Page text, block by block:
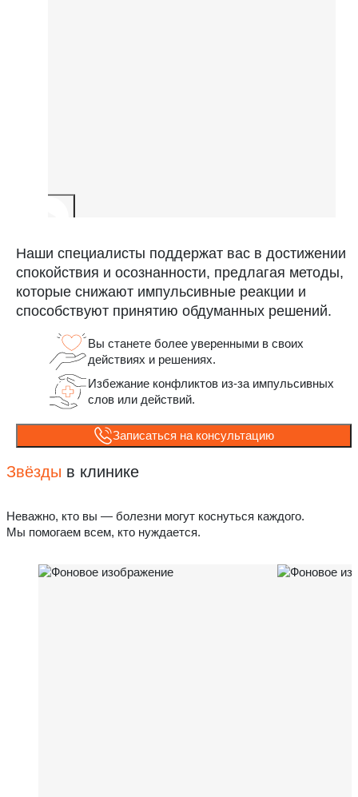
Наши специалисты поддержат вас в достижении
спокойствия и осознанности, предлагая методы,
которые снижают импульсивные реакции и
способствуют принятию обдуманных решений.
Вы станете более уверенными в своих
действиях и решениях.
Избежание конфликтов из-за импульсивных
слов или действий.
Записаться на консультацию
Звёзды в клинике
Неважно, кто вы — болезни могут коснуться каждого.
Мы помогаем всем, кто нуждается.